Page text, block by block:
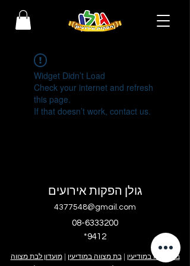
Widget Didn’t Load
Check your internet and refresh
this page.
If that doesn’t work, contact us.
גולן הפקות אירועים
4377548@gmail.com
08-6333200
בר מצווה במודיעין |בת מצווה במודיעין |מועדון לבת מצווה
*9412